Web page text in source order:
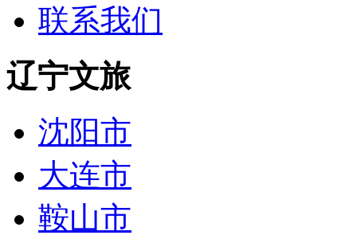
联系我们
辽宁文旅
沈阳市
大连市
鞍山市